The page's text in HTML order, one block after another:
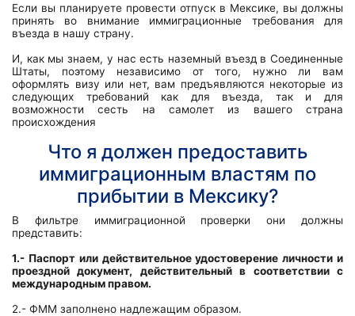
Если вы планируете провести отпуск в Мексике, вы должны
принять во внимание иммиграционные требования для
въезда в нашу страну.
И, как мы знаем, у нас есть наземный въезд в Соединенные
Штаты, поэтому независимо от того, нужно ли вам
оформлять визу или нет, вам предъявляются некоторые из
следующих требований как для въезда, так и для
возможности сесть на самолет из вашего страна
происхождения
Что я должен предоставить
иммиграционным властям по
прибытии в Мексику?
В фильтре иммиграционной проверки они должны
представить:
1.- Паспорт или действительное удостоверение личности и
проездной документ, действительный в соответствии с
международным правом.
2.- ФММ заполнено надлежащим образом.